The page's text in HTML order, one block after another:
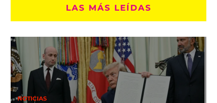
LAS MÁS LEÍDAS
NOTICIAS